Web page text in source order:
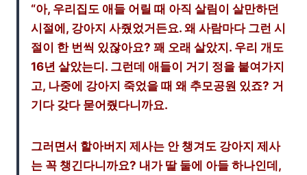
“아, 우리집도 애들 어릴 때 아직 살림이 살만하던
시절에, 강아지 사줬었거든요. 왜 사람마다 그런 시
절이 한 번씩 있잖아요? 꽤 오래 살았지. 우리 개도
16년 살았는디. 그런데 애들이 거기 정을 붙여가지
고, 나중에 강아지 죽었을 때 왜 추모공원 있죠? 거
기다 갖다 묻어줬다니까요.
그러면서 할아버지 제사는 안 챙겨도 강아지 제사
는 꼭 챙긴다니까요? 내가 딸 둘에 아들 하나인데,